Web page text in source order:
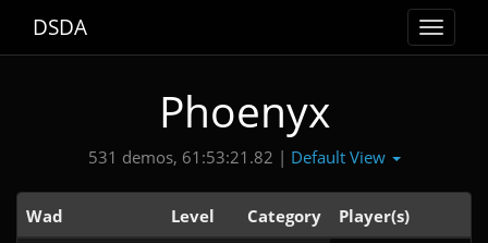
Toggle
DSDA
Phoenyx
531 demos, 61:53:21.82 | Default View
Wad Level Category Player(s)